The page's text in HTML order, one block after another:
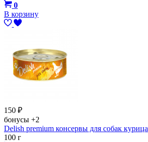
0
В корзину
150 ₽
бонусы +2
Delish premium консервы для собак курица
100 г